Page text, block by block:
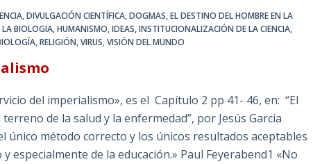
,DIVULGACIÓN CIENTÍFICA,DOGMAS,EL DESTINO DEL HOMBRE EN LA
LA BIOLOGIA,HUMANISMO,IDEAS,INSTITUCIONALIZACIÓN DE LA CIENCIA,
,RELIGIÓN,VIRUS,VISIÓN DEL MUNDO
del imperialismo», es el Capítulo 2 pp 41- 46, en: “El
de la salud y la enfermedad”, por Jesús Garcia
único método correcto y los únicos resultados aceptables
especialmente de la educación.» Paul Feyerabend1 «No